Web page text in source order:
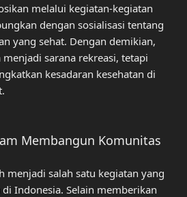
melalui kegiatan-kegiatan
dengan sosialisasi tentang
yang sehat. Dengan demikian,
sarana rekreasi, tetapi
kesadaran kesehatan di
Membangun Komunitas
menjadi salah satu kegiatan yang
Indonesia. Selain memberikan